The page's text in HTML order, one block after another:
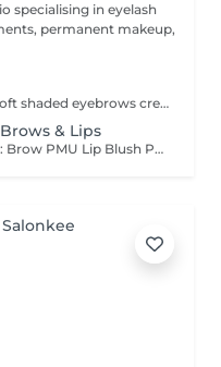
specialising in eyelash
permanent makeup,
Powder Brows / Sourcils Poudrés Soft shaded eyebrows created using the Powder Brows technique for a natural, defined and long-lasting result. Ideal for enhancing shape, symmetry and density. Sourcils poudrés réalisés avec la technique Powder Brows pour un résultat naturel, élégant et durable. Idéal pour améliorer la forme, la symétrie et la densité des sourcils _____ Lip Blush / Lèvres Aquarelle Natural lip blush treatment designed to enhance the shape and colour of the lips with a soft, fresh and youthful effect. Maquillage permanent des lèvres effet aquarelle pour sublimer la forme et la couleur des lèvres avec un résultat doux, frais et natur _____ Lash Line Enhancement / Ras de Cils Subtle pigment implantation between the eyelashes to create the appearance of fuller lashes and naturally defined eyes. Pigmentation discrète entre les cils pour créer l'effet de cils plus fournis et intensifier naturellement le re _____ Permanent Eyeliner / Eye-Liner Permanent Permanent eyeliner designed to enhance and define the eyes with a precise and elegant line tailored to your eye shape. Eye-liner permanent conçu pour souligner et définir le regard grâce à un tracé élégant et personnalisé selon la forme de vo ______ Touch-Up Within 60 Days / Retouche Sous 60 Recommended touch-up appointment within 60 days after the initial procedure to perfect colour retention and shape. Retouche recommandée dans les 60 jours suivant la première séance afin de parfaire la couleur et le résult _________ Eyebrow PMU Removal / Détatouage des Sourcils Professional removal or lightening of previous eyebrow permanent makeup using a remover solution. Suitable for unwanted shape, colour correction or pigment lightening before a new PMU procedure. Éclaircissement ou retrait professionnel d'un ancien maquillage permanent des sourcils à l'aide d'une solution remover. Idéal pour corriger une forme, une couleur ou éclaircir le pigment avant une nouvelle procédure de maquillage permanent
& Lips
Professional PMU training covering: Brow PMU Lip Blush PMU Color Theory Skin Types Machine & Needle Selection Safety & Hygiene Practice & Live Demonstration Duration: 2 Days